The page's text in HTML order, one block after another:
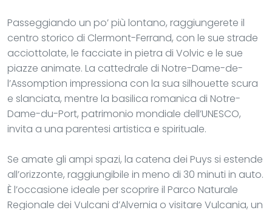
Passeggiando un po’ più lontano, raggiungerete il
centro storico di Clermont-Ferrand, con le sue strade
acciottolate, le facciate in pietra di Volvic e le sue
piazze animate. La cattedrale di Notre-Dame-de-
l’Assomption impressiona con la sua silhouette scura
e slanciata, mentre la basilica romanica di Notre-
Dame-du-Port, patrimonio mondiale dell’UNESCO,
invita a una parentesi artistica e spirituale.
Se amate gli ampi spazi, la catena dei Puys si estende
all’orizzonte, raggiungibile in meno di 30 minuti in auto.
È l’occasione ideale per scoprire il Parco Naturale
Regionale dei Vulcani d’Alvernia o visitare Vulcania, un